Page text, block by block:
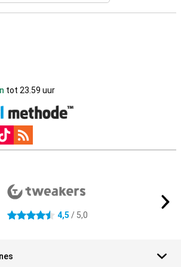
tot 23.59 uur
4.5 sterren 4,5 / 5,0